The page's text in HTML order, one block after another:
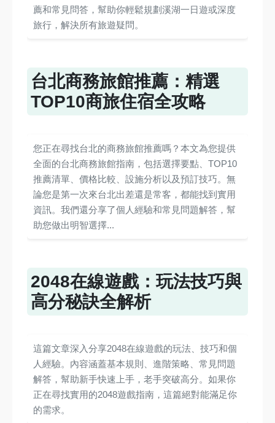
薦和常見問答，幫助你輕鬆規劃溪湖一日遊或深度
旅行，解決所有旅遊疑問。
台北商務旅館推薦：精選
TOP10商旅住宿全攻略
您正在尋找台北的商務旅館推薦嗎？本文為您提供
全面的台北商務旅館指南，包括選擇要點、TOP10
推薦清單、價格比較、設施分析以及預訂技巧。無
論您是第一次來台北出差還是常客，都能找到實用
資訊。我們還分享了個人經驗和常見問題解答，幫
助您做出明智選擇...
2048在線遊戲：玩法技巧與
高分秘訣全解析
這篇文章深入分享2048在線遊戲的玩法、技巧和個
人經驗。內容涵蓋基本規則、進階策略、常見問題
解答，幫助新手快速上手，老手突破高分。如果你
正在尋找實用的2048遊戲指南，這篇絕對能滿足你
的需求。